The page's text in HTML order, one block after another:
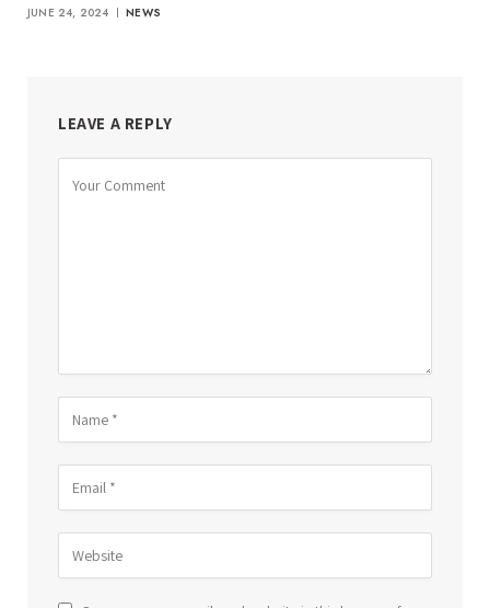
JUNE 24, 2024 NEWS
LEAVE A REPLY